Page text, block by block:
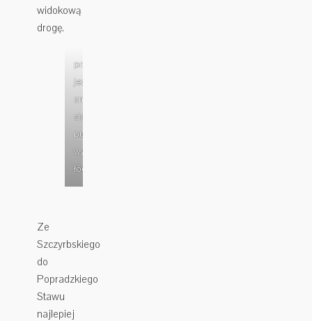
widokową
drogę.
przy
jeziorze
znajduje
się
punkt
wynajmu
łódek
Ze
Szczyrbskiego
do
Popradzkiego
Stawu
najlepiej